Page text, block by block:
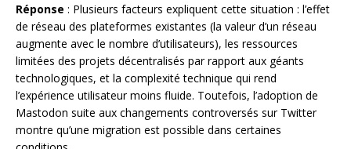
Réponse : Plusieurs facteurs expliquent cette situation : l’effet
de réseau des plateformes existantes (la valeur d’un réseau
augmente avec le nombre d’utilisateurs), les ressources
limitées des projets décentralisés par rapport aux géants
technologiques, et la complexité technique qui rend
l’expérience utilisateur moins fluide. Toutefois, l’adoption de
Mastodon suite aux changements controversés sur Twitter
montre qu’une migration est possible dans certaines